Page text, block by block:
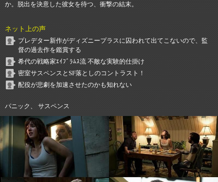
か。脱出を決意した彼女を待つ、衝撃の結末。
ネット上の声
プレデター新作がディズニープラスに囚われて出てこないので、監
督の過去作を鑑賞する
希代の戦略家ｴｲﾌﾞﾗﾑｽ流 不敵な実験的仕掛け
密室サスペンスとSF落としのコントラスト！
配役が悲劇を加速させたのかも知れない
パニック、 サスペンス